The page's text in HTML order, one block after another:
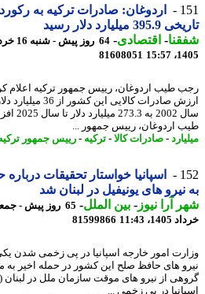
اردوغان: صادرات ترکیه به رکورد
میلیارد دلار رسید
-اقتصادی-
64 روز پیش - شنبه 16 خرداد
81608051
طیب اردوغان، رییس جمهور ترکیه اعلام کرد که
ارزش صادرات کالایی این کشور از 36 میلیارد دلار در
سال 2002 به
اردوغان، رییس جمهور ...
-صادرات کالا-ترکیه-رییس جمهور ترکیه-
اسپانیا خواستار تحقیقات درباره
های یونیفیل در لبنان شد
آرا نیوز-بین الملل-
65 روز پیش - جمعه 15
11:43
81599866
امور خارجه اسپانیا در پی زخمی شدن یکی از
های حافظ صلح این کشور در حمله اخیر به مقر
از نیرو های موقت سازمان ملل در لبنان
در پی زخمی ...